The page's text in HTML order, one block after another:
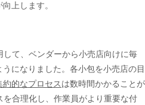
上します。
して、ベンダーから小売店向けに毎
になりました。各小包を小売店の目
約的なプロセスは数時間かかることが
合理化し、作業員がより重要な付